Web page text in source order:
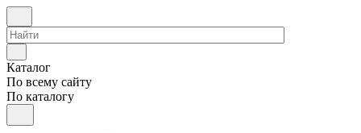
Каталог
По всему сайту
По каталогу